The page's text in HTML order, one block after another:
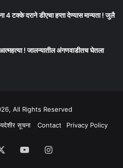
4 टक्के दराने डीएचा हप्ता देण्यास मान्यता ! जुलै
! जालन्यातील अंगणवाडीतच घेतला
All Rights Reserved
सूचना Contact Privacy Policy
YouTubeInstagram